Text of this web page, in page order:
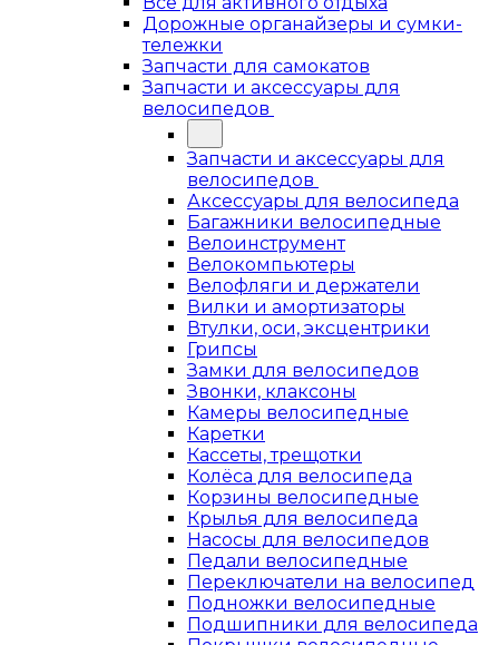
Дорожные органайзеры и сумки-
тележки
Запчасти для самокатов
Запчасти и аксессуары для
велосипедов
Запчасти и аксессуары для
велосипедов
Аксессуары для велосипеда
Багажники велосипедные
Велоинструмент
Велокомпьютеры
Велофляги и держатели
Вилки и амортизаторы
Втулки, оси, эксцентрики
Грипсы
Замки для велосипедов
Звонки, клаксоны
Камеры велосипедные
Каретки
Кассеты, трещотки
Колёса для велосипеда
Корзины велосипедные
Крылья для велосипеда
Насосы для велосипедов
Педали велосипедные
Переключатели на велосипед
Подножки велосипедные
Подшипники для велосипеда